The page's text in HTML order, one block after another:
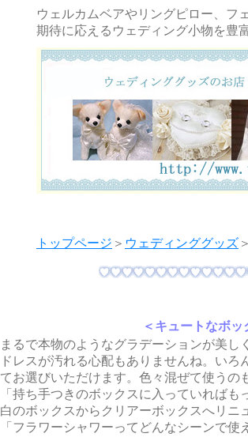
ウェルカムベアやリングピロー、フ
期待に応えるウェディング小物を豊
トップページ ＞ ウェディンググッズ
＜キュートなボ
まるで本物のようなグラデーションが美
ドレスが汚れる心配もありませんね。い
てお選びいただけます。色々混ぜて使うの
「持ち手つきのボックスに入っていれば
白のボックスからクリアーボックスへリニ
「フラワーシャワーってどんなシーンで